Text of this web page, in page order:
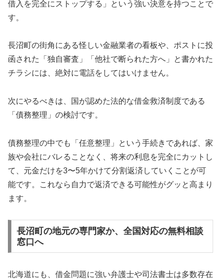
借入を完全にストップする」という強い決意を持つことで
す。
長沼町の街角にある怪しい金融業者の看板や、ポストに投
函された「独自審査」「他社で断られた方へ」と書かれた
チラシには、絶対に電話をしてはいけません。
次にやるべきは、国が認めた法的な借金救済制度である
「債務整理」の検討です。
債務整理の中でも「任意整理」という手続きであれば、家
族や会社にバレることなく、将来の利息を完全にカットし
て、元金だけを3〜5年かけて分割返済していくことが可
能です。これなら自力で返済できる可能性がグッと高まり
ます。
長沼町の地元の専門家か、全国対応の無料相談
窓口へ
北海道にも、借金問題に強い弁護士や司法書士は多数存在